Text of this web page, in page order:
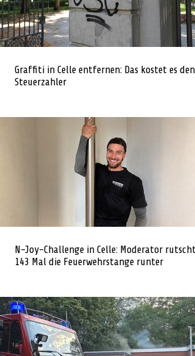
Graffiti in Celle entfernen: Das kostet es den
Steuerzahler
N-Joy-Challenge in Celle: Moderator rutscht
143 Mal die Feuerwehrstange runter